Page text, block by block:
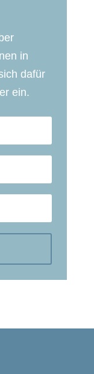
in
dafür
ein.